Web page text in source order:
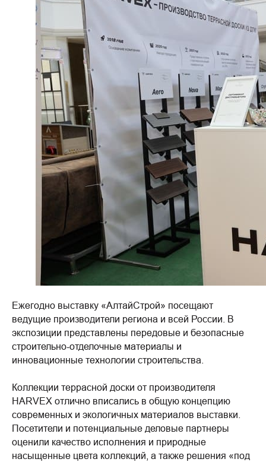
Ежегодно выставку «АлтайСтрой» посещают
ведущие производители региона и всей России. В
экспозиции представлены передовые и безопасные
строительно-отделочные материалы и
инновационные технологии строительства.
Коллекции террасной доски от производителя
HARVEX отлично вписались в общую концепцию
современных и экологичных материалов выставки.
Посетители и потенциальные деловые партнеры
оценили качество исполнения и природные
насыщенные цвета коллекций, а также решения «под